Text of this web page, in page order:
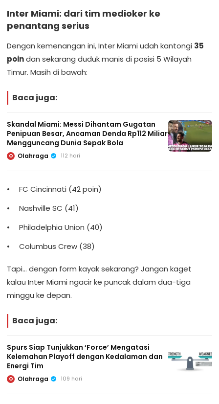
Inter Miami: dari tim medioker ke
penantang serius
Dengan kemenangan ini, Inter Miami udah kantongi 35
poindan sekarang duduk manis di posisi 5 Wilayah
Timur. Masih di bawah:
Baca juga:
Skandal Miami: Messi Dihantam Gugatan
Penipuan Besar, Ancaman Denda Rp112 Miliar
Mengguncang Dunia Sepak Bola
O Olahraga 112 hari
FC Cincinnati (42 poin)
Nashville SC (41)
Philadelphia Union (40)
Columbus Crew (38)
Tapi… dengan form kayak sekarang? Jangan kaget
kalau Inter Miami ngacir ke puncak dalam dua-tiga
minggu ke depan.
Baca juga:
Spurs Siap Tunjukkan ‘Force’ Mengatasi
Kelemahan Playoff dengan Kedalaman dan
Energi Tim
O Olahraga 109 hari